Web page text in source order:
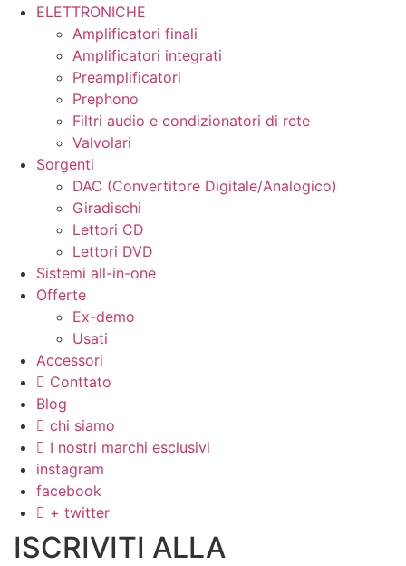
ELETTRONICHE
Amplificatori finali
Amplificatori integrati
Preamplificatori
Prephono
Filtri audio e condizionatori di rete
Valvolari
Sorgenti
DAC (Convertitore Digitale/Analogico)
Giradischi
Lettori CD
Lettori DVD
Sistemi all-in-one
Offerte
Ex-demo
Usati
Accessori
Conttato
Blog
chi siamo
I nostri marchi esclusivi
instagram
facebook
+ twitter
ISCRIVITI ALLA